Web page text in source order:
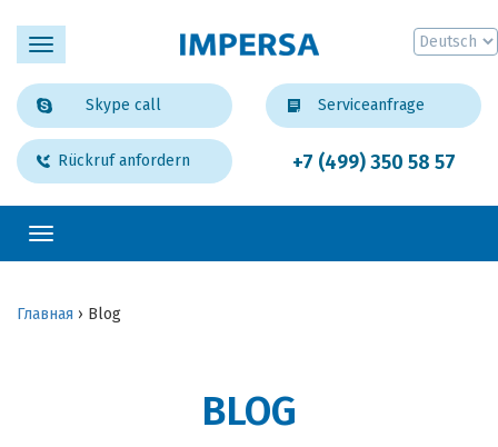
Toggle
navigation
Skype call
Serviceanfrage
Rückruf anfordern +7 (499) 350 58 57
Toggle
navigation
Главная › Blog
BLOG